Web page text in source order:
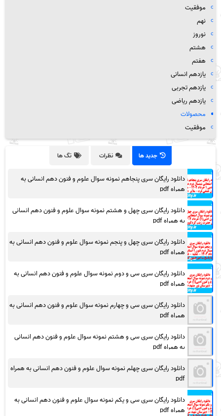
موفقیت
نهم
نوروز
هشتم
هفتم
یازدهم انسانی
یازدهم تجربی
یازدهم ریاضی
محصولات
موفقیت
جدید ها نظرات تگ ها
دانلود رایگان سری پنجاهم نمونه سوال علوم و فنون دهم انسانی به
همراه pdf
دانلود رایگان سری چهل و هشتم نمونه سوال علوم و فنون دهم انسانی
به همراه pdf
دانلود رایگان سری چهل و پنجم نمونه سوال علوم و فنون دهم انسانی به
همراه pdf
دانلود رایگان سری سی و دوم نمونه سوال علوم و فنون دهم انسانی به
همراه pdf
دانلود رایگان سری سی و چهارم نمونه سوال علوم و فنون دهم انسانی به
همراه pdf
دانلود رایگان سری سی و هشتم نمونه سوال علوم و فنون دهم انسانی
به همراه pdf
دانلود رایگان سری چهلم نمونه سوال علوم و فنون دهم انسانی به همراه
pdf
دانلود رایگان سری سی و یکم نمونه سوال علوم و فنون دهم انسانی به
همراه pdf